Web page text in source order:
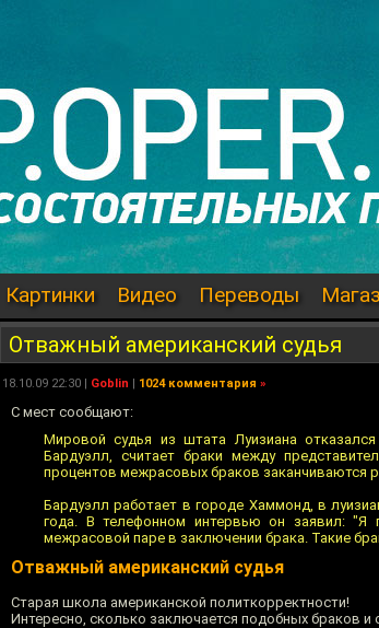
Картинки Видео Переводы
Отважный американский судья
18.10.09 22:30 | Goblin | 1024 комментария »
С мест сообщают:
Мировой судья из штата Луизиана
Бардуэлл, считает браки между
процентов межрасовых браков заканчиваются
Бардуэлл работает в городе Хаммонд, в
года. В телефонном интервью он заявил: "Я
межрасовой паре в заключении брака. Такие
Отважный американский судья
Старая школа американской политкорректности!
Интересно, сколько заключается подобных браков